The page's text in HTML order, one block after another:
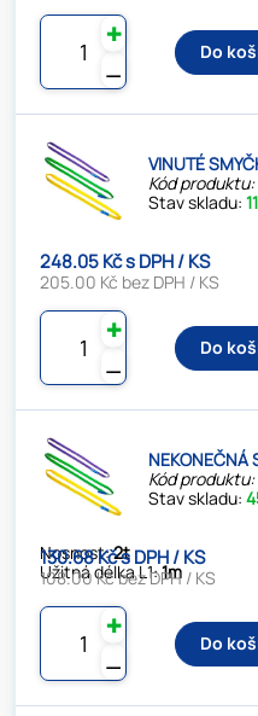
⚊
✚
Do
VINUTÉ
Kód
Stav skladu:
248.05 Kč s DPH / KS
205.00 Kč bez DPH / KS
⚊
✚
Do
NEKONEČNÁ
Kód
Stav skladu:
Nosnost:2t
Užitná délka L1:1m
130.68 Kč s DPH / KS
108.00 Kč bez DPH / KS
⚊
✚
Do